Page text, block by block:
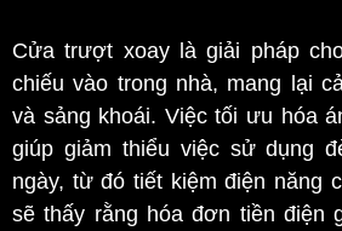
Cửa trượt xoay là giải pháp
chiếu vào trong nhà, mang lại
và sảng khoái. Việc tối ưu hóa
giúp giảm thiểu việc sử dụng
ngày, từ đó tiết kiệm điện năng
sẽ thấy rằng hóa đơn tiền điện